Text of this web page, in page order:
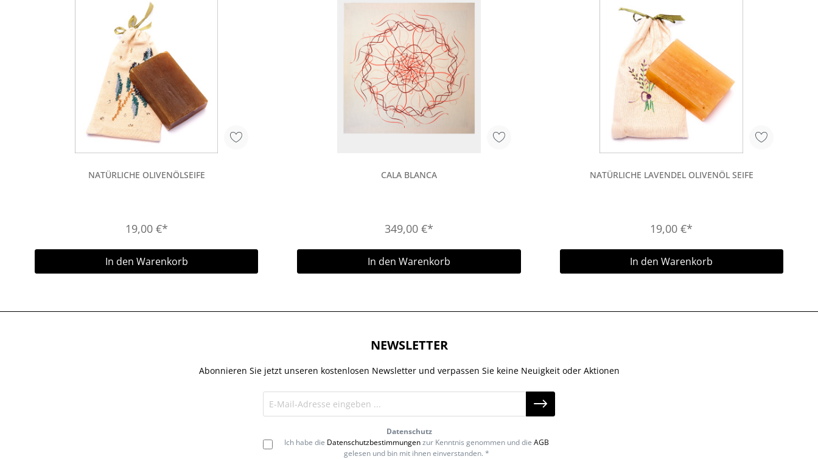
NATÜRLICHE OLIVENÖLSEIFE
19,00 €*
In den Warenkorb
CALA BLANCA
349,00 €*
In den Warenkorb
NATÜRLICHE LAVENDEL OLIVENÖL SEIFE
19,00 €*
In den Warenkorb
NEWSLETTER
Abonnieren Sie jetzt unseren kostenlosen Newsletter und verpassen Sie keine Neuigkeit oder Aktionen
Datenschutz
Ich habe die Datenschutzbestimmungenzur Kenntnis genommen und die AGB
gelesen und bin mit ihnen einverstanden. *